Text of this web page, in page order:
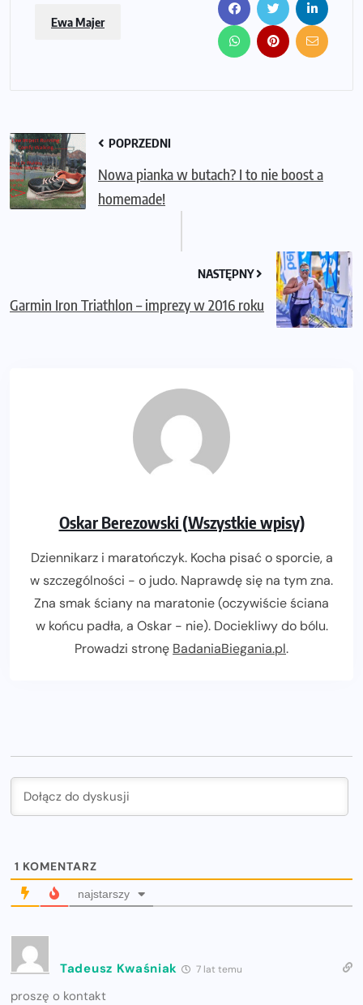
Ewa Majer
POPRZEDNI
Nowa pianka w butach? I to nie boost a
homemade!
NASTĘPNY
Garmin Iron Triathlon – imprezy w 2016 roku
Oskar Berezowski (Wszystkie wpisy)
Dziennikarz i maratończyk. Kocha pisać o sporcie, a
w szczególności - o judo. Naprawdę się na tym zna.
Zna smak ściany na maratonie (oczywiście ściana
w końcu padła, a Oskar - nie). Dociekliwy do bólu.
Prowadzi stronę BadaniaBiegania.pl.
1 KOMENTARZ
najstarszy
Tadeusz Kwaśniak 7 lat temu
proszę o kontakt